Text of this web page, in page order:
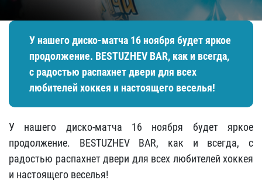
У нашего диско-матча 16 ноября будет яркое
продолжение. BESTUZHEV BAR, как и всегда,
с радостью распахнет двери для всех
любителей хоккея и настоящего веселья!
У нашего диско-матча 16 ноября будет яркое
продолжение. BESTUZHEV BAR, как и всегда, с
радостью распахнет двери для всех любителей хоккея
и настоящего веселья!